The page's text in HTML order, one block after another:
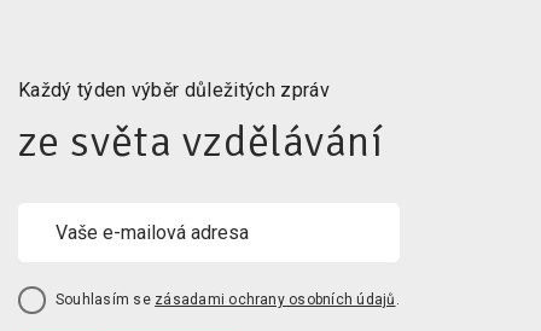
Každý týden výběr důležitých zpráv
ze světa vzdělávání
Souhlasím se zásadami ochrany osobních údajů .